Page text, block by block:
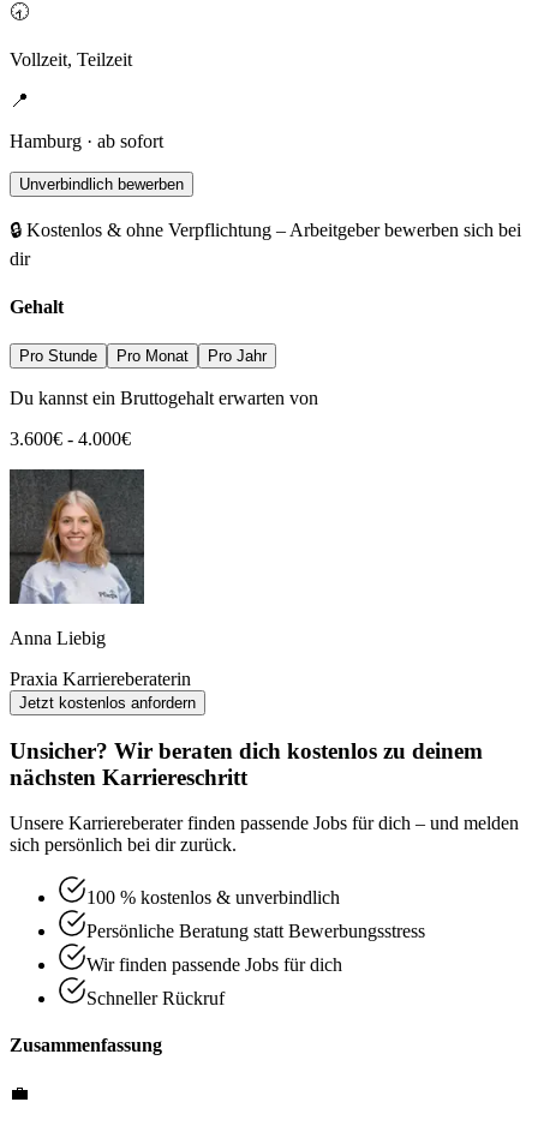
🕣
Vollzeit, Teilzeit
📍
Hamburg · ab sofort
Unverbindlich bewerben
🔒 Kostenlos & ohne Verpflichtung – Arbeitgeber bewerben sich bei
dir
Gehalt
Pro Stunde Pro Monat Pro Jahr
Du kannst ein Bruttogehalt erwarten von
3.600€ - 4.000€
Anna Liebig
Praxia Karriereberaterin
Jetzt kostenlos anfordern
Unsicher? Wir beraten dich kostenlos zu deinem
nächsten Karriereschritt
Unsere Karriereberater finden passende Jobs für dich – und melden
sich persönlich bei dir zurück.
100 % kostenlos & unverbindlich
Persönliche Beratung statt Bewerbungsstress
Wir finden passende Jobs für dich
Schneller Rückruf
Zusammenfassung
💼